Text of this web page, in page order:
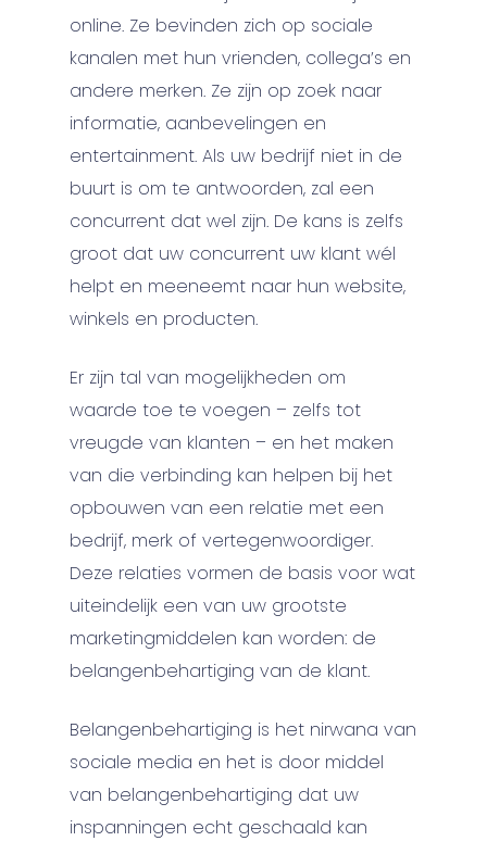
online. Ze bevinden zich op sociale
kanalen met hun vrienden, collega’s en
andere merken. Ze zijn op zoek naar
informatie, aanbevelingen en
entertainment. Als uw bedrijf niet in de
buurt is om te antwoorden, zal een
concurrent dat wel zijn. De kans is zelfs
groot dat uw concurrent uw klant wél
helpt en meeneemt naar hun website,
winkels en producten.
Er zijn tal van mogelijkheden om
waarde toe te voegen – zelfs tot
vreugde van klanten – en het maken
van die verbinding kan helpen bij het
opbouwen van een relatie met een
bedrijf, merk of vertegenwoordiger.
Deze relaties vormen de basis voor wat
uiteindelijk een van uw grootste
marketingmiddelen kan worden: de
belangenbehartiging van de klant.
Belangenbehartiging is het nirwana van
sociale media en het is door middel
van belangenbehartiging dat uw
inspanningen echt geschaald kan